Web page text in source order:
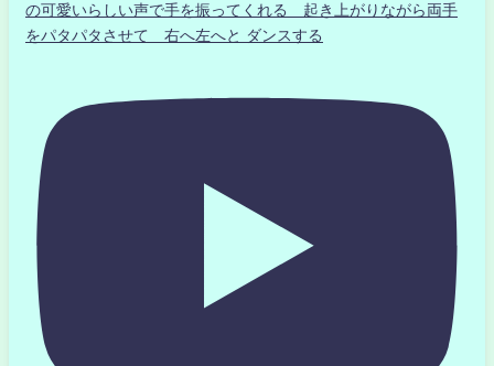
の可愛いらしい声で手を振ってくれる 起き上がりながら両手
をパタパタさせて 右へ左へと ダンスする